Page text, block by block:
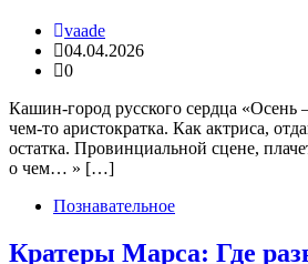
vaade
04.04.2026
0
Кашин-город русского сердца
чем-то аристократка. Как актриса,
остатка. Провинциальной сцене,
о чем… » […]
Познавательное
Кратеры Марса: Где